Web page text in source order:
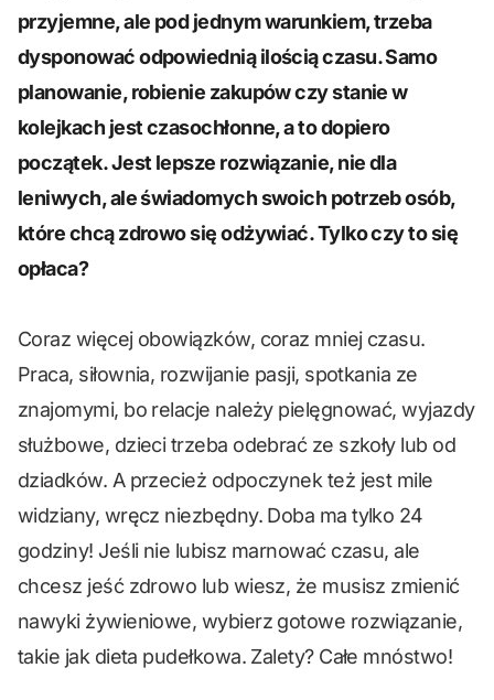
przyjemne, ale pod jednym warunkiem, trzeba
dysponować odpowiednią ilością czasu. Samo
planowanie, robienie zakupów czy stanie w
kolejkach jest czasochłonne, a to dopiero
początek. Jest lepsze rozwiązanie, nie dla
leniwych, ale świadomych swoich potrzeb osób,
które chcą zdrowo się odżywiać. Tylko czy to się
opłaca?
Coraz więcej obowiązków, coraz mniej czasu.
Praca, siłownia, rozwijanie pasji, spotkania ze
znajomymi, bo relacje należy pielęgnować, wyjazdy
służbowe, dzieci trzeba odebrać ze szkoły lub od
dziadków. A przecież odpoczynek też jest mile
widziany, wręcz niezbędny. Doba ma tylko 24
godziny! Jeśli nie lubisz marnować czasu, ale
chcesz jeść zdrowo lub wiesz, że musisz zmienić
nawyki żywieniowe, wybierz gotowe rozwiązanie,
takie jak dieta pudełkowa. Zalety? Całe mnóstwo!